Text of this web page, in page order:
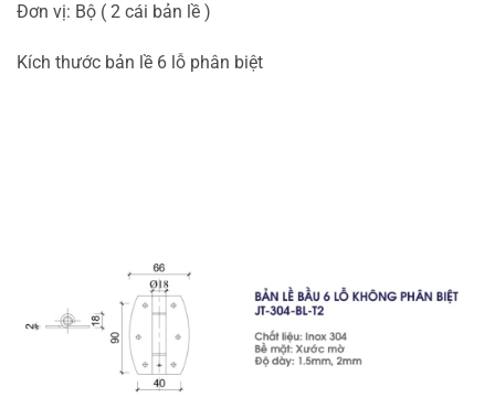
Đơn vị: Bộ ( 2 cái bản lề )
Kích thước bản lề 6 lỗ phân biệt